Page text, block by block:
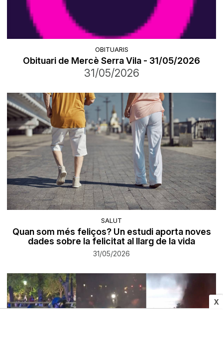
X
OBITUARIS
Obituari de Mercè Serra Vila - 31/05/2026
31/05/2026
SALUT
Quan som més feliços? Un estudi aporta noves
dades sobre la felicitat al llarg de la vida
31/05/2026